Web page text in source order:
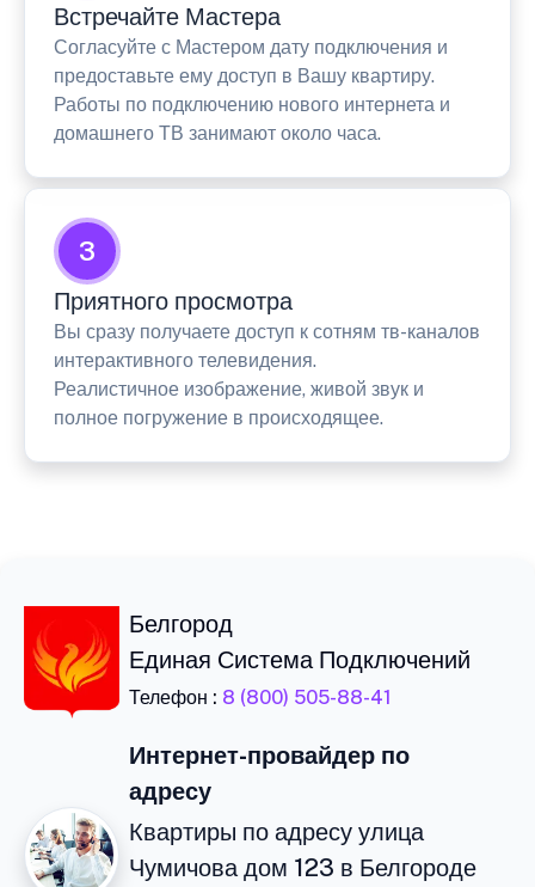
Встречайте Мастера
Согласуйте с Мастером дату подключения и
предоставьте ему доступ в Вашу квартиру.
Работы по подключению нового интернета и
домашнего ТВ занимают около часа.
3
Приятного просмотра
Вы сразу получаете доступ к сотням тв-каналов
интерактивного телевидения.
Реалистичное изображение, живой звук и
полное погружение в происходящее.
Белгород
Единая Система Подключений
Телефон : 8 (800) 505-88-41
Интернет-провайдер по
адресу
Квартиры по адресу улица
Чумичова дом 123 в Белгороде